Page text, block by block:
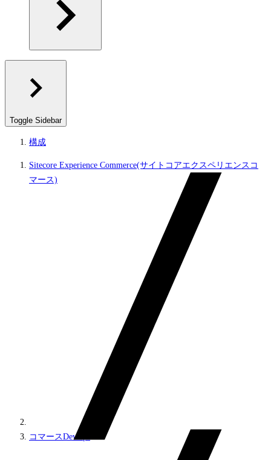
Toggle Sidebar
構成
Sitecore Experience Commerce(サイトコアエクスペリエンスコ
マース)
コマースDevOps